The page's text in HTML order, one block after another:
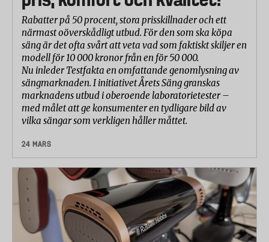
Rabatter på 50 procent, stora prisskillnader och ett
närmast oöverskådligt utbud. För den som ska köpa
säng är det ofta svårt att veta vad som faktiskt skiljer en
modell för 10 000 kronor från en för 50 000.
Nu inleder Testfakta en omfattande genomlysning av
sängmarknaden. I initiativet Årets Säng granskas
marknadens utbud i oberoende laboratorietester –
med målet att ge konsumenter en tydligare bild av
vilka sängar som verkligen håller måttet.
24 MARS